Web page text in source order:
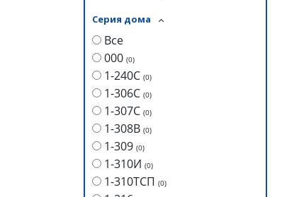
Серия дома
Все
000 (0)
1-240С (0)
1-306С (0)
1-307С (0)
1-308В (0)
1-309 (0)
1-310И (0)
1-310ТСП (0)